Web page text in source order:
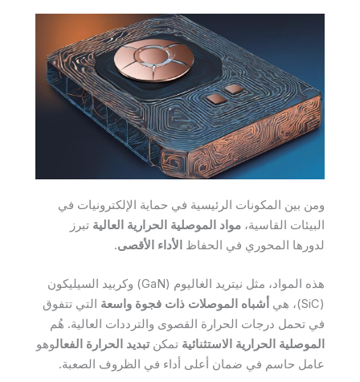
ومن بين المكونات الرئيسية في حماية الإلكترونيات في
البيئات القاسية، مواد الموصلية الحرارية العالية تبرز
لدورها المحوري في الحفاظ الأداء الأقصى.
هذه المواد، مثل نيتريد الغاليوم (GaN) وكربيد السيليكون
(SiC)، هي
أشباه الموصلات ذات فجوة واسعة التي تتفوق
في تحمل درجات الحرارة القصوى والترددات العالية. هُم
الموصلية الحرارية الاستثنائية تمكنتبديد الحرارة الفعالوهو
عامل حاسم في ضمان أعلى أداء في الظروف الصعبة.